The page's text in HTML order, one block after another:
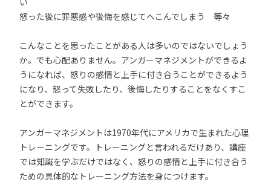
怒った後に罪悪感や後悔を感じてへこんでしまう 等々
こんなことを思ったことがある人は多いのではないでしょう
か。でも心配ありません。アンガーマネジメントができるよ
うになれば、怒りの感情と上手に付き合うことができるよう
になり、怒って失敗したり、後悔したりすることをなくすこ
とができます。
アンガーマネジメントは1970年代にアメリカで生まれた心理
トレーニングです。トレーニングと言われるだけあり、講座
では知識を学ぶだけではなく、怒りの感情と上手に付き合う
ための具体的なトレーニング方法を身につけます。